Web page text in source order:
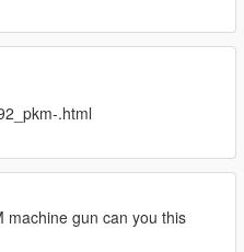
.html
machine gun can you this